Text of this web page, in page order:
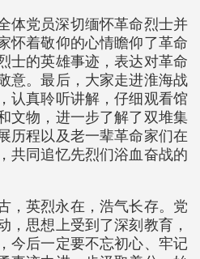
体党员深切缅怀革命烈士并
怀着敬仰的心情瞻仰了革命
士的英雄事迹，表达对革命
意。最后，大家走进淮海战
认真聆听讲解，仔细观看馆
文物，进一步了解了双堆集
历程以及老一辈革命家们在
共同追忆先烈们浴血奋战的
，英烈永在，浩气长存。党
，思想上受到了深刻教育，
今后一定要不忘初心、牢记